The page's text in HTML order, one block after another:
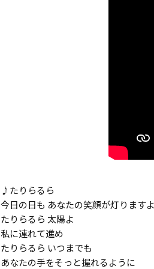
♪たりらるら
今日の日も あなたの笑顔が灯ります
たりらるら 太陽よ
私に連れて進め
たりらるら いつまでも
あなたの手をそっと握れるように